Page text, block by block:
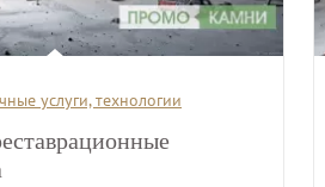
услуги, технологии